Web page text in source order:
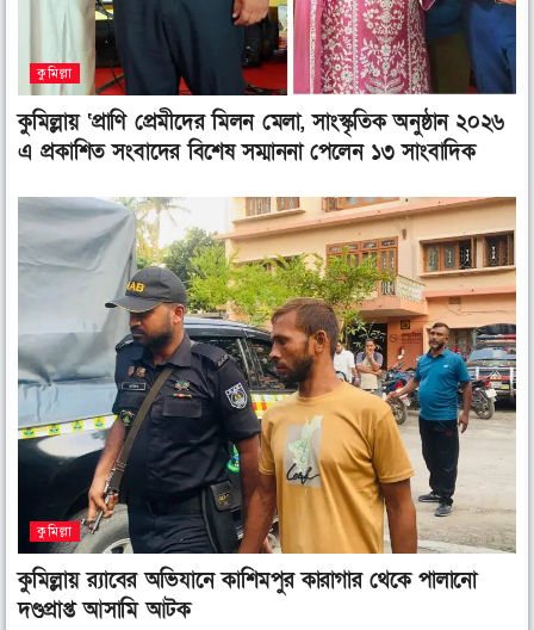
কুমিল্লা
কুমিল্লায় ‘প্রাণি প্রেমীদের মিলন মেলা, সাংস্কৃতিক অনুষ্ঠান ২০২৬
এ প্রকাশিত সংবাদের বিশেষ সম্মাননা পেলেন ১৩ সাংবাদিক
কুমিল্লা
কুমিল্লায় র‌্যাবের অভিযানে কাশিমপুর কারাগার থেকে পালানো
দণ্ডপ্রাপ্ত আসামি আটক